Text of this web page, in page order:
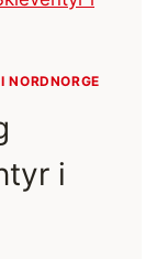
NORDNORGE
i